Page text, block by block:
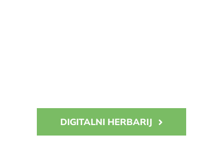
DIGITALNI HERBARIJ